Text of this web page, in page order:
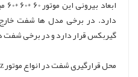
دارد. در برخی مدل ها شفت
گیربکس قرار دارد و در برخی شفت
محل قرارگیری شفت در انواع موتور 60ktyz